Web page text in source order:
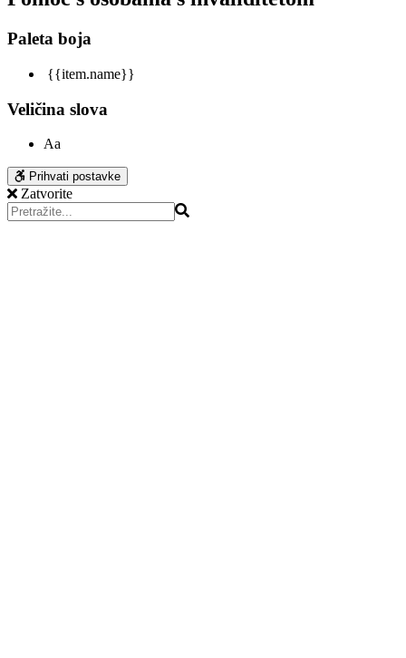
Paleta boja
{{item.name}}
Veličina slova
Aa
Prihvati postavke
Zatvorite